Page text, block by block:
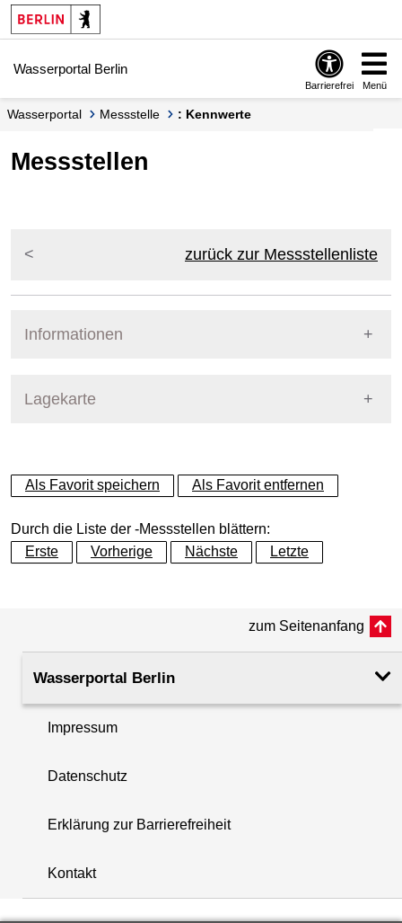
Springe zur Navigation
Springe zum Inhalt
Wasserportal Berlin
Barrierefrei Menü
Wasserportal Messstelle : Kennwerte
Messstellen
zurück zur Messstellenliste
Informationen
Lagekarte
+
−
+
−
Als Favorit speichern Als Favorit entfernen
Durch die Liste der -Messstellen blättern:
Erste
Vorherige Nächste Letzte
zum Seitenanfang
Wasserportal Berlin
Impressum
Datenschutz
Erklärung zur Barrierefreiheit
Kontakt